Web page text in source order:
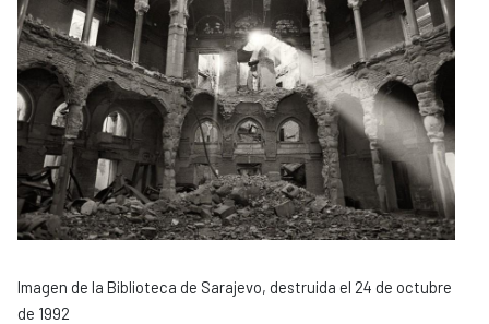
Imagen de la Biblioteca de Sarajevo, destruida el 24 de octubre
de 1992